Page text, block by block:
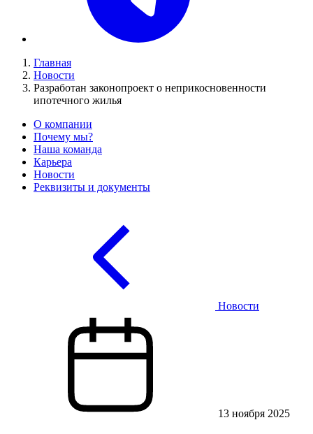
Главная
Новости
Разработан законопроект о неприкосновенности
ипотечного жилья
О компании
Почему мы?
Наша команда
Карьера
Новости
Реквизиты и документы
Новости
13 ноября 2025